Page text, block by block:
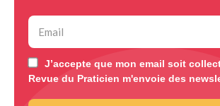
J’accepte que mon email soit
Revue du Praticien m'envoie des